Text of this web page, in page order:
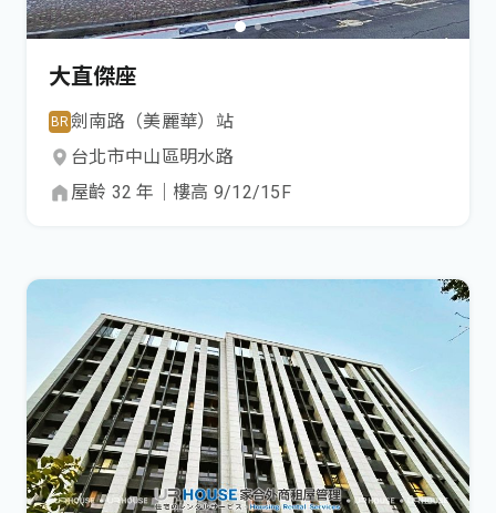
大直傑座
BR 劍南路（美麗華） 站
台北市中山區明水路
屋齡 32 年 樓高 9/12/15 F